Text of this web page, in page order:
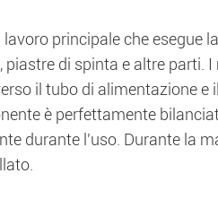
principale che esegue
piastre di spinta e altre
il tubo di alimentazione e
è perfettamente
durante l'uso. Durante la